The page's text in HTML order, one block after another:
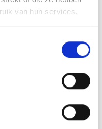
van hun services.
par
576
------
3.
restes de fil blanc pour